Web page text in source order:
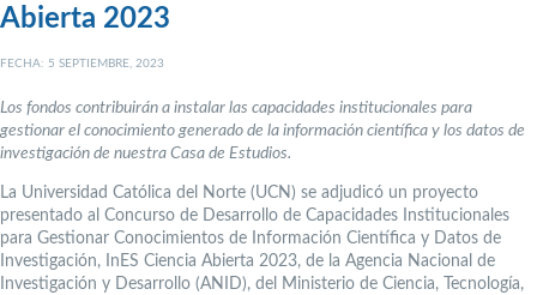
Abierta 2023
FECHA: 5 SEPTIEMBRE, 2023
Los fondos contribuirán a instalar las capacidades institucionales para
gestionar el conocimiento generado de la información científica y los datos de
investigación de nuestra Casa de Estudios.
La Universidad Católica del Norte (UCN) se adjudicó un proyecto
presentado al Concurso de Desarrollo de Capacidades Institucionales
para Gestionar Conocimientos de Información Científica y Datos de
Investigación, InES Ciencia Abierta 2023, de la Agencia Nacional de
Investigación y Desarrollo (ANID), del Ministerio de Ciencia, Tecnología,